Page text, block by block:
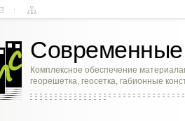
Современные
Комплексное обеспечение
георешетка, геосетка, габионные